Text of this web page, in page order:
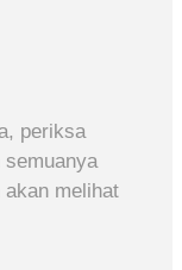
periksa
akan melihat